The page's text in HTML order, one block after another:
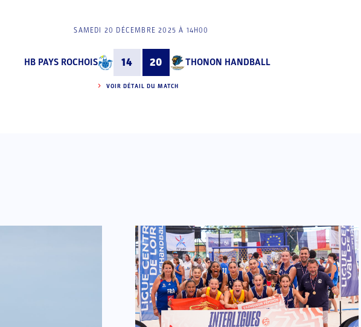
SAMEDI 20 DÉCEMBRE 2025 À 14H00
HB PAYS ROCHOIS 14 20 THONON HANDBALL
VOIR DÉTAIL DU MATCH